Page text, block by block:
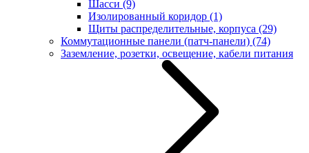
Шасси (9)
Изолированный коридор (1)
Щиты распределительные, корпуса (29)
Коммутационные панели (патч-панели) (74)
Заземление, розетки, освещение, кабели питания